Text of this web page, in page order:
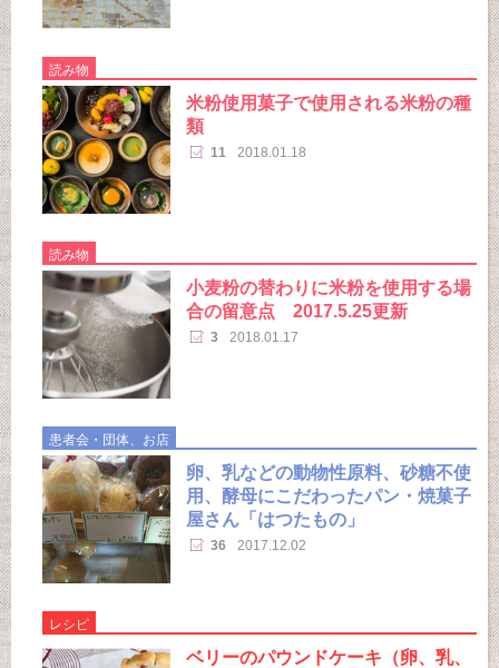
読み物
米粉使用菓子で使用される米粉の種
類
11 2018.01.18
読み物
小麦粉の替わりに米粉を使用する場
合の留意点 2017.5.25更新
3 2018.01.17
患者会・団体、お店
卵、乳などの動物性原料、砂糖不使
用、酵母にこだわったパン・焼菓子
屋さん「はつたもの」
36 2017.12.02
レシピ
ベリーのパウンドケーキ（卵、乳、